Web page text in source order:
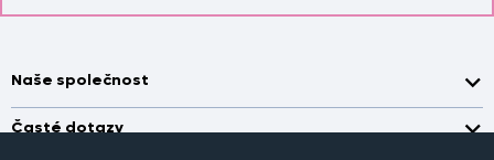
Naše společnost
Doprava a platba
Časté dotazy